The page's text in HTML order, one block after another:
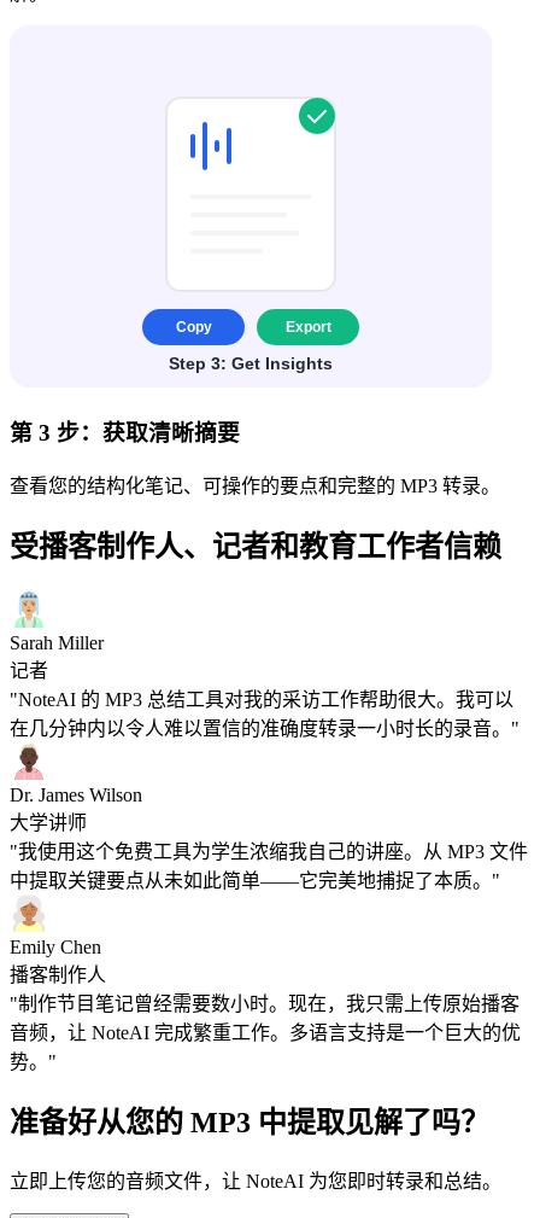
第 3 步：获取清晰摘要
查看您的结构化笔记、可操作的要点和完整的 MP3 转录。
受播客制作人、记者和教育工作者信赖
Sarah Miller
记者
"NoteAI 的 MP3 总结工具对我的采访工作帮助很大。我可以
在几分钟内以令人难以置信的准确度转录一小时长的录音。"
Dr. James Wilson
大学讲师
"我使用这个免费工具为学生浓缩我自己的讲座。从 MP3 文件
中提取关键要点从未如此简单——它完美地捕捉了本质。"
Emily Chen
播客制作人
"制作节目笔记曾经需要数小时。现在，我只需上传原始播客
音频，让 NoteAI 完成繁重工作。多语言支持是一个巨大的优
势。"
准备好从您的 MP3 中提取见解了吗？
立即上传您的音频文件，让 NoteAI 为您即时转录和总结。